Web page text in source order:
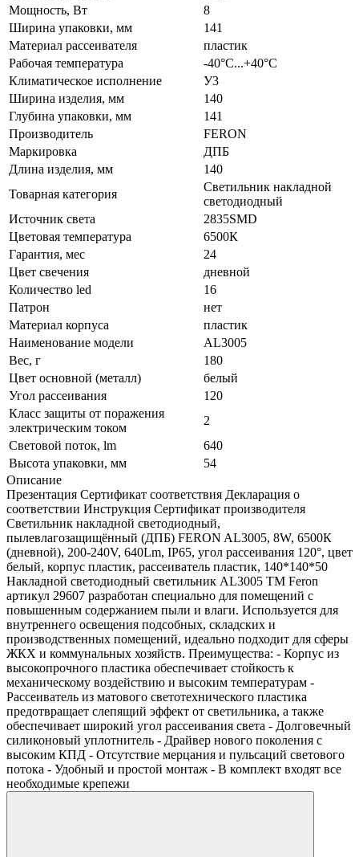
Мощность, Вт
8
Ширина упаковки, мм
141
Материал рассеивателя
пластик
Рабочая температура
-40°C...+40°C
Климатическое исполнение
У3
Ширина изделия, мм
140
Глубина упаковки, мм
141
Производитель
FERON
Маркировка
ДПБ
Длина изделия, мм
140
Товарная категория
Светильник накладной
светодиодный
Источник света
2835SMD
Цветовая температура
6500К
Гарантия, мес
24
Цвет свечения
дневной
Количество led
16
Патрон
нет
Материал корпуса
пластик
Наименование модели
AL3005
Вес, г
180
Цвет основной (металл)
белый
Угол рассеивания
120
Класс защиты от поражения
электрическим током
2
Световой поток, lm
640
Высота упаковки, мм
54
Описание
Презентация Сертификат соответствия Декларация о
соответствии Инструкция Сертификат производителя
Светильник накладной светодиодный,
пылевлагозащищённый (ДПБ) FERON AL3005, 8W, 6500К
(дневной), 200-240V, 640Lm, IP65, угол рассеивания 120°, цвет
белый, корпус пластик, рассеиватель пластик, 140*140*50
Накладной светодиодный светильник AL3005 ТМ Feron
артикул 29607 разработан специально для помещений с
повышенным содержанием пыли и влаги. Используется для
внутреннего освещения подсобных, складских и
производственных помещений, идеально подходит для сферы
ЖКХ и коммунальных хозяйств. Преимущества: - Корпус из
высокопрочного пластика обеспечивает стойкость к
механическому воздействию и высоким температурам -
Рассеиватель из матового светотехнического пластика
предотвращает слепящий эффект от светильника, а также
обеспечивает широкий угол рассеивания света - Долговечный
силиконовый уплотнитель - Драйвер нового поколения с
высоким КПД - Отсутствие мерцания и пульсаций светового
потока - Удобный и простой монтаж - В комплект входят все
необходимые крепежи